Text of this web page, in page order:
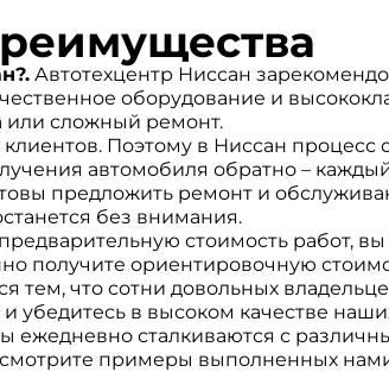
Автотехцентр Ниссан
оборудование и
или сложный ремонт.
Поэтому в Ниссан процесс
автомобиля обратно –
предложить ремонт и
без внимания.
стоимость работ,
получите ориентировочную
тем, что сотни довольных
в высоком качестве
сталкиваются с
примеры выполненных